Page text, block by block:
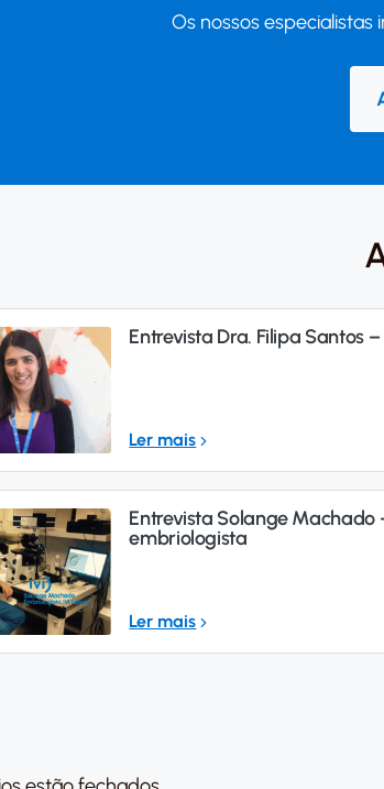
Os nossos
Entrevista Dra. Filipa Santos
Ler mais
Entrevista Solange Machado
embriologista
Ler mais